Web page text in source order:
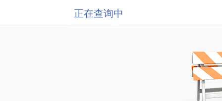
正在查询中